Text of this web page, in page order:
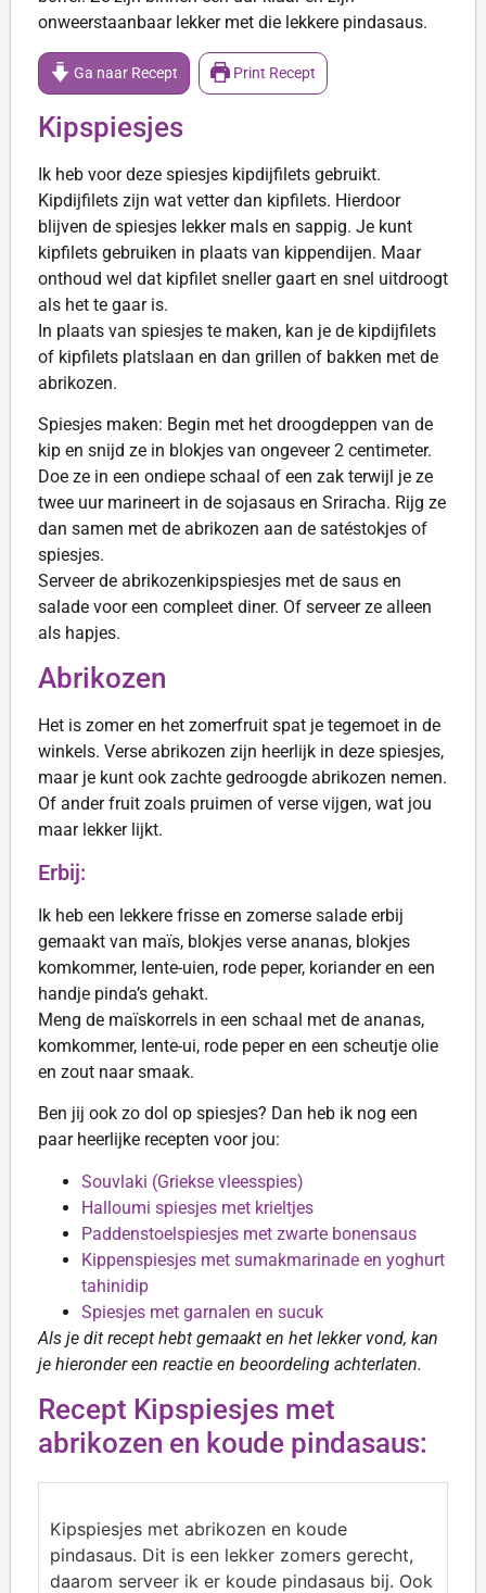
onweerstaanbaar lekker met die lekkere pindasaus.
Ga naar Recept Print Recept
Kipspiesjes
Ik heb voor deze spiesjes kipdijfilets gebruikt.
Kipdijfilets zijn wat vetter dan kipfilets. Hierdoor
blijven de spiesjes lekker mals en sappig. Je kunt
kipfilets gebruiken in plaats van kippendijen. Maar
onthoud wel dat kipfilet sneller gaart en snel uitdroogt
als het te gaar is.
In plaats van spiesjes te maken, kan je de kipdijfilets
of kipfilets platslaan en dan grillen of bakken met de
abrikozen.
Spiesjes maken: Begin met het droogdeppen van de
kip en snijd ze in blokjes van ongeveer 2 centimeter.
Doe ze in een ondiepe schaal of een zak terwijl je ze
twee uur marineert in de sojasaus en Sriracha. Rijg ze
dan samen met de abrikozen aan de satéstokjes of
spiesjes.
Serveer de abrikozenkipspiesjes met de saus en
salade voor een compleet diner. Of serveer ze alleen
als hapjes.
Abrikozen
Het is zomer en het zomerfruit spat je tegemoet in de
winkels. Verse abrikozen zijn heerlijk in deze spiesjes,
maar je kunt ook zachte gedroogde abrikozen nemen.
Of ander fruit zoals pruimen of verse vijgen, wat jou
maar lekker lijkt.
Erbij:
Ik heb een lekkere frisse en zomerse salade erbij
gemaakt van maïs, blokjes verse ananas, blokjes
komkommer, lente-uien, rode peper, koriander en een
handje pinda’s gehakt.
Meng de maïskorrels in een schaal met de ananas,
komkommer, lente-ui, rode peper en een scheutje olie
en zout naar smaak.
Ben jij ook zo dol op spiesjes? Dan heb ik nog een
paar heerlijke recepten voor jou:
Souvlaki (Griekse vleesspies)
Halloumi spiesjes met krieltjes
Paddenstoelspiesjes met zwarte bonensaus
Kippenspiesjes met sumakmarinade en yoghurt
tahinidip
Spiesjes met garnalen en sucuk
Als je dit recept hebt gemaakt en het lekker vond, kan
je hieronder een reactie en beoordeling achterlaten.
Recept Kipspiesjes met
abrikozen en koude pindasaus:
Kipspiesjes met abrikozen en koude
pindasaus. Dit is een lekker zomers gerecht,
daarom serveer ik er koude pindasaus bij. Ook